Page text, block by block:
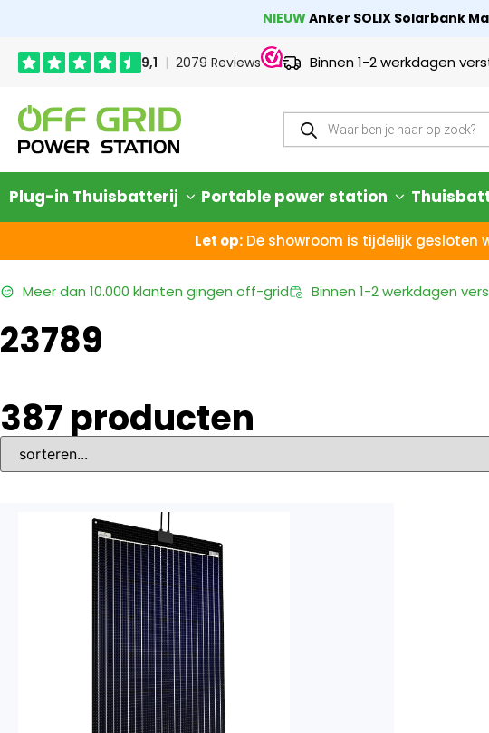
NIEUWAnker SOLIX Solarbank
Binnen 1-2 werkdagen
Plug-in Thuisbatterij Portable power station
Let op:De showroom is tijdelijk gesloten
Meer dan 10.000 klanten gingen off-grid Binnen 1-2 werkdagen
23789
387 producten